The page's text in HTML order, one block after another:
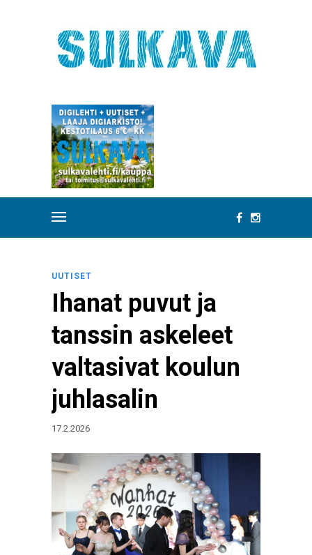
UUTISET
Ihanat puvut ja
tanssin askeleet
valtasivat koulun
juhlasalin
17.2.2026